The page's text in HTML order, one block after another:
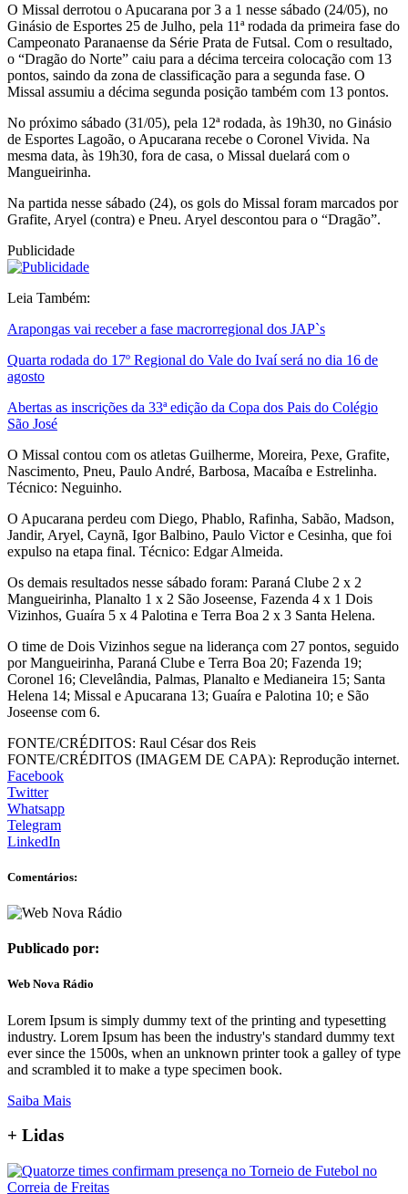
O Missal derrotou o Apucarana por 3 a 1 nesse sábado (24/05), no
Ginásio de Esportes 25 de Julho, pela 11ª rodada da primeira fase do
Campeonato Paranaense da Série Prata de Futsal. Com o resultado,
o “Dragão do Norte” caiu para a décima terceira colocação com 13
pontos, saindo da zona de classificação para a segunda fase. O
Missal assumiu a décima segunda posição também com 13 pontos.
No próximo sábado (31/05), pela 12ª rodada, às 19h30, no Ginásio
de Esportes Lagoão, o Apucarana recebe o Coronel Vivida. Na
mesma data, às 19h30, fora de casa, o Missal duelará com o
Mangueirinha.
Na partida nesse sábado (24), os gols do Missal foram marcados por
Grafite, Aryel (contra) e Pneu. Aryel descontou para o “Dragão”.
Publicidade
Leia Também:
Arapongas vai receber a fase macrorregional dos JAP`s
Quarta rodada do 17º Regional do Vale do Ivaí será no dia 16 de
agosto
Abertas as inscrições da 33ª edição da Copa dos Pais do Colégio
São José
O Missal contou com os atletas Guilherme, Moreira, Pexe, Grafite,
Nascimento, Pneu, Paulo André, Barbosa, Macaíba e Estrelinha.
Técnico: Neguinho.
O Apucarana perdeu com Diego, Phablo, Rafinha, Sabão, Madson,
Jandir, Aryel, Caynã, Igor Balbino, Paulo Victor e Cesinha, que foi
expulso na etapa final. Técnico: Edgar Almeida.
Os demais resultados nesse sábado foram: Paraná Clube 2 x 2
Mangueirinha, Planalto 1 x 2 São Joseense, Fazenda 4 x 1 Dois
Vizinhos, Guaíra 5 x 4 Palotina e Terra Boa 2 x 3 Santa Helena.
O time de Dois Vizinhos segue na liderança com 27 pontos, seguido
por Mangueirinha, Paraná Clube e Terra Boa 20; Fazenda 19;
Coronel 16; Clevelândia, Palmas, Planalto e Medianeira 15; Santa
Helena 14; Missal e Apucarana 13; Guaíra e Palotina 10; e São
Joseense com 6.
FONTE/CRÉDITOS: Raul César dos Reis
FONTE/CRÉDITOS (IMAGEM DE CAPA): Reprodução internet.
Facebook
Twitter
Whatsapp
Telegram
LinkedIn
Comentários:
Publicado por:
Web Nova Rádio
Lorem Ipsum is simply dummy text of the printing and typesetting
industry. Lorem Ipsum has been the industry's standard dummy text
ever since the 1500s, when an unknown printer took a galley of type
and scrambled it to make a type specimen book.
Saiba Mais
+ Lidas